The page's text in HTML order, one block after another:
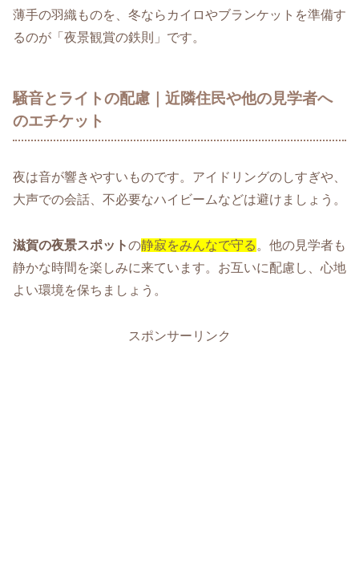
薄手の羽織ものを、冬ならカイロやブランケットを準備す
るのが「夜景観賞の鉄則」です。
騒音とライトの配慮｜近隣住民や他の見学者へ
のエチケット
夜は音が響きやすいものです。アイドリングのしすぎや、
大声での会話、不必要なハイビームなどは避けましょう。
滋賀の夜景スポットの静寂をみんなで守る 。他の見学者も
静かな時間を楽しみに来ています。お互いに配慮し、心地
よい環境を保ちましょう。
スポンサーリンク